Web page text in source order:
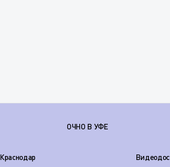
ОЧНО В УФЕ
Краснодар